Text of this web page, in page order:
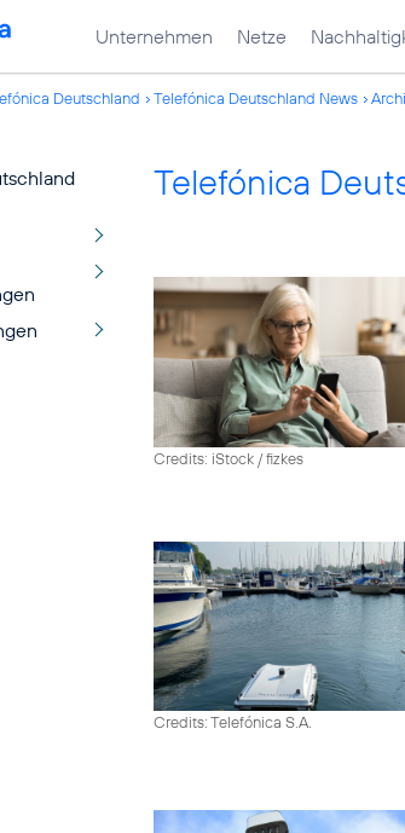
Unternehmen Netze
Deutschland Telefónica Deutschland News
Telefónica
Credits: iStock / fizkes
Credits: Telefónica S.A.